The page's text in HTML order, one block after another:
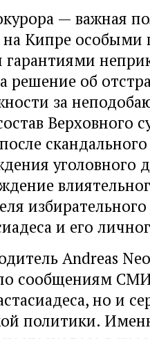
— важная
на Кипре особыми
решение об
за
Верховного
уголовного
и его
Andreas
сообщениям
но и
политики.